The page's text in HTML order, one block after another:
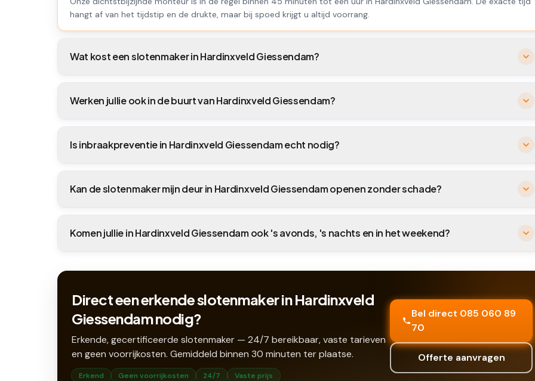
hangt af van het tijdstip en de drukte, maar bij spoed krijgt u altijd voorrang.
Wat kost een slotenmaker in Hardinxveld Giessendam?
Werken jullie ook in de buurt van Hardinxveld Giessendam?
Is inbraakpreventie in Hardinxveld Giessendam echt nodig?
Kan de slotenmaker mijn deur in Hardinxveld Giessendam openen zonder schade?
Komen jullie in Hardinxveld Giessendam ook 's avonds, 's nachts en in het weekend?
Direct een erkende slotenmaker in Hardinxveld
Giessendam nodig?
Erkende, gecertificeerde slotenmaker — 24/7 bereikbaar, vaste tarieven
en geen voorrijkosten. Gemiddeld binnen 30 minuten ter plaatse.
Erkend Geen voorrijkosten 24/7 Vaste prijs
Bel direct 085 060 89
70
Offerte aanvragen